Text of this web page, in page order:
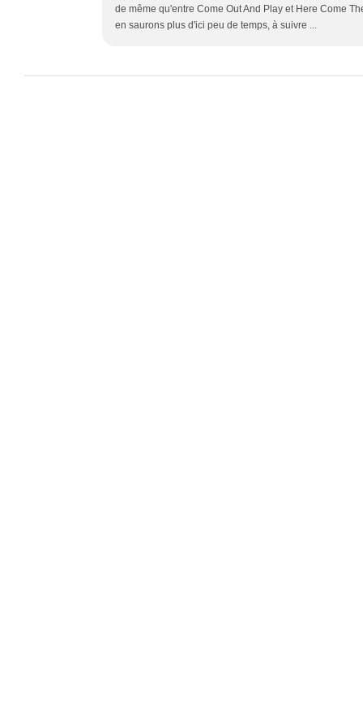
de même qu'entre Come Out And Play et Here Come
en saurons plus d'ici peu de temps, à suivre ...